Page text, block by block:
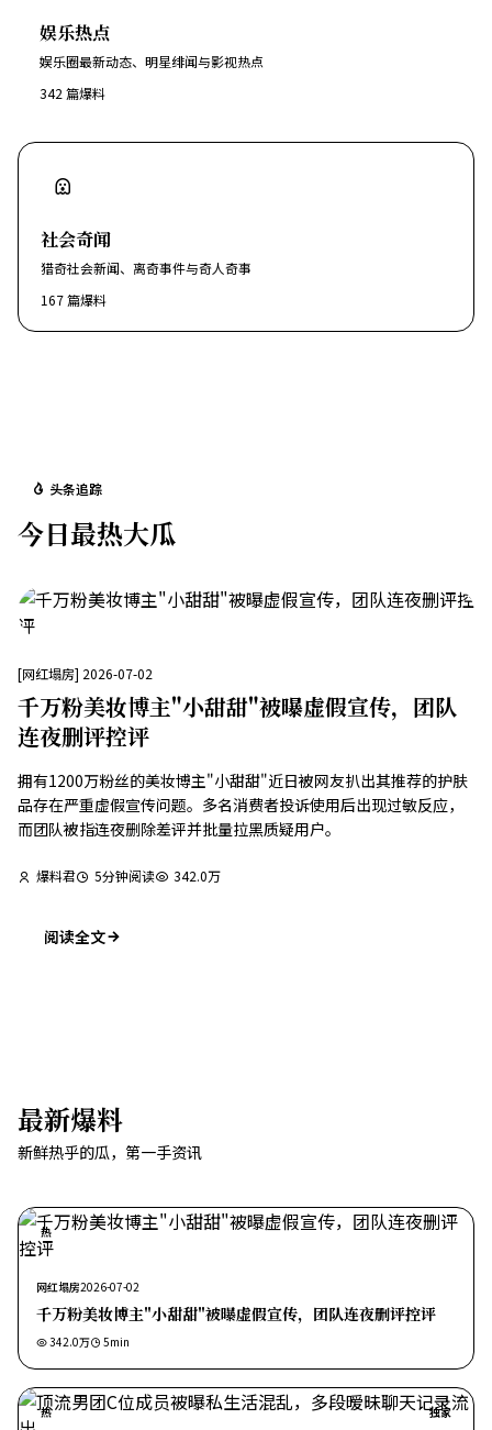
娱乐热点
娱乐圈最新动态、明星绯闻与影视热点
342 篇爆料
社会奇闻
猎奇社会新闻、离奇事件与奇人奇事
167篇爆料
头条追踪
今日最热大瓜
[网红塌房] 2026-07-02
千万粉美妆博主"小甜甜"被曝虚假宣传，团队
连夜删评控评
拥有1200万粉丝的美妆博主"小甜甜"近日被网友扒出其推荐的护肤
品存在严重虚假宣传问题。多名消费者投诉使用后出现过敏反应，
而团队被指连夜删除差评并批量拉黑质疑用户。
爆料君 5分钟阅读 342.0万
阅读全文
最新爆料
新鲜热乎的瓜，第一手资讯
热
网红塌房2026-07-02
千万粉美妆博主"小甜甜"被曝虚假宣传，团队连夜删评控评
342.0万 5min
热 独家